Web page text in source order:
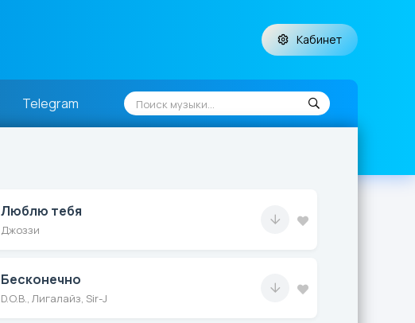
Кабинет
Telegram
Люблю тебя
Джоззи
Бесконечно
D.O.B., Лигалайз, Sir-J